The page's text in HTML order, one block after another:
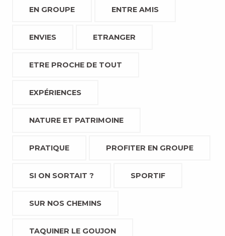
EN GROUPE ENTRE AMIS
ENVIES ETRANGER
ETRE PROCHE DE TOUT
EXPÉRIENCES
NATURE ET PATRIMOINE
PRATIQUE PROFITER EN GROUPE
SI ON SORTAIT ? SPORTIF
SUR NOS CHEMINS
TAQUINER LE GOUJON